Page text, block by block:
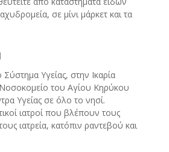
σε μίνι μάρκετ και τα
Υγείας, στην Ικαρία
του Αγίου Κηρύκου
Υγείας σε όλο το νησί.
ιατροί που βλέπουν τους
ιατρεία, κατόπιν ραντεβού και